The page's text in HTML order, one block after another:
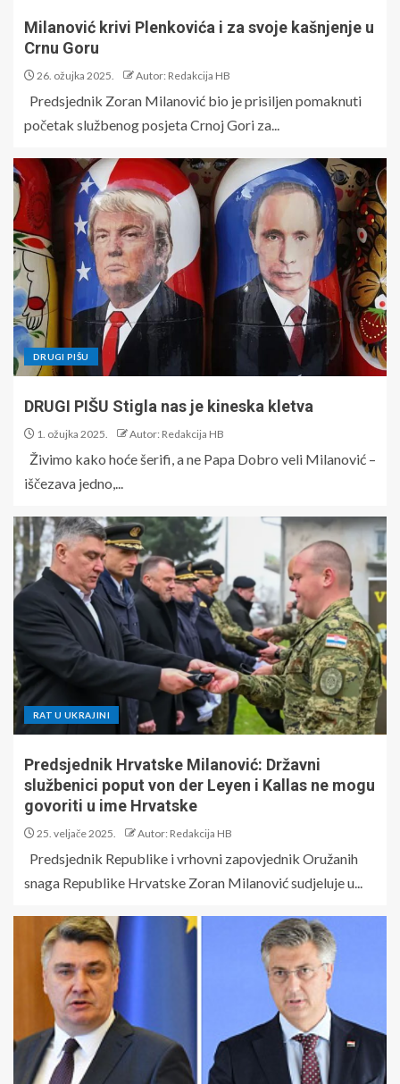
Milanović krivi Plenkovića i za svoje kašnjenje u
Crnu Goru
26. ožujka 2025. Autor: Redakcija HB
Predsjednik Zoran Milanović bio je prisiljen pomaknuti
početak službenog posjeta Crnoj Gori za...
DRUGI PIŠU
DRUGI PIŠU Stigla nas je kineska kletva
1. ožujka 2025. Autor: Redakcija HB
Živimo kako hoće šerifi, a ne Papa Dobro veli Milanović –
iščezava jedno,...
RAT U UKRAJINI
Predsjednik Hrvatske Milanović: Državni
službenici poput von der Leyen i Kallas ne mogu
govoriti u ime Hrvatske
25. veljače 2025. Autor: Redakcija HB
Predsjednik Republike i vrhovni zapovjednik Oružanih
snaga Republike Hrvatske Zoran Milanović sudjeluje u...